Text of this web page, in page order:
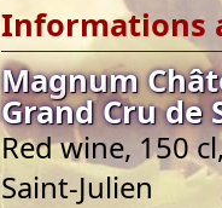
Informations
Magnum
Grand Cru de
Red wine, 150
Saint-Julien